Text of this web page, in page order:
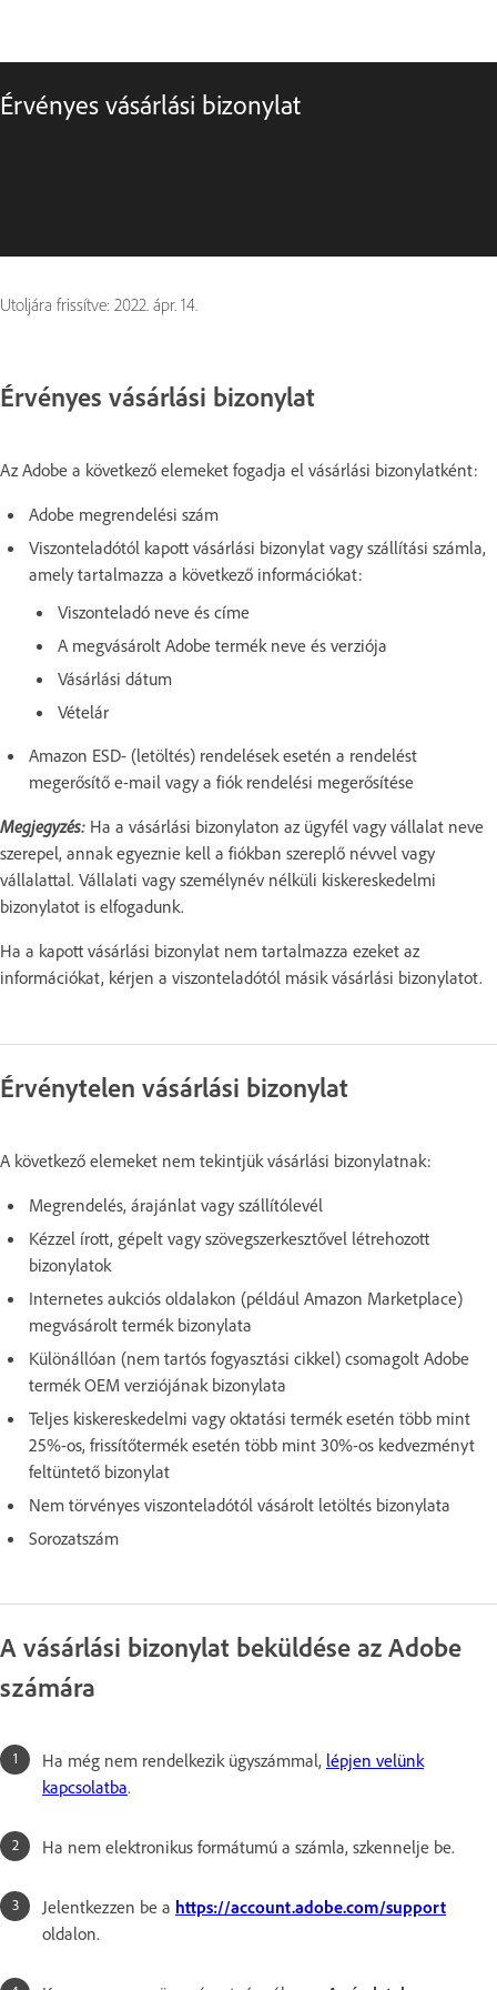
Érvényes vásárlási bizonylat
Utoljára frissítve: 2022. ápr. 14.
Érvényes vásárlási bizonylat
Az Adobe a következő elemeket fogadja el vásárlási bizonylatként:
Adobe megrendelési szám
Viszonteladótól kapott vásárlási bizonylat vagy szállítási számla,
amely tartalmazza a következő információkat:
Viszonteladó neve és címe
A megvásárolt Adobe termék neve és verziója
Vásárlási dátum
Vételár
Amazon ESD- (letöltés) rendelések esetén a rendelést
megerősítő e-mail vagy a fiók rendelési megerősítése
Megjegyzés: Ha a vásárlási bizonylaton az ügyfél vagy vállalat neve
szerepel, annak egyeznie kell a fiókban szereplő névvel vagy
vállalattal. Vállalati vagy személynév nélküli kiskereskedelmi
bizonylatot is elfogadunk.
Ha a kapott vásárlási bizonylat nem tartalmazza ezeket az
információkat, kérjen a viszonteladótól másik vásárlási bizonylatot.
Érvénytelen vásárlási bizonylat
A következő elemeket nem tekintjük vásárlási bizonylatnak:
Megrendelés, árajánlat vagy szállítólevél
Kézzel írott, gépelt vagy szövegszerkesztővel létrehozott
bizonylatok
Internetes aukciós oldalakon (például Amazon Marketplace)
megvásárolt termék bizonylata
Különállóan (nem tartós fogyasztási cikkel) csomagolt Adobe
termék OEM verziójának bizonylata
Teljes kiskereskedelmi vagy oktatási termék esetén több mint
25%-os, frissítőtermék esetén több mint 30%-os kedvezményt
feltüntető bizonylat
Nem törvényes viszonteladótól vásárolt letöltés bizonylata
Sorozatszám
A vásárlási bizonylat beküldése az Adobe
számára
Ha még nem rendelkezik ügyszámmal, lépjen velünk
kapcsolatba.
Ha nem elektronikus formátumú a számla, szkennelje be.
Jelentkezzen be a https://account.adobe.com/support
oldalon.